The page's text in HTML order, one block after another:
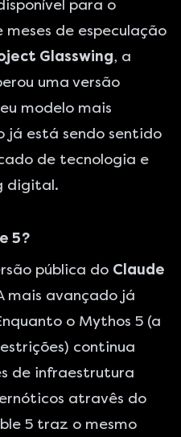
para o
de especulação
Glasswing, a
uma versão
modelo mais
já está sendo sentido
de tecnologia e
digital.
5?
pública do Claude
mais avançado já
o Mythos 5 (a
continua
de infraestrutura
atravês do
5 traz o mesmo